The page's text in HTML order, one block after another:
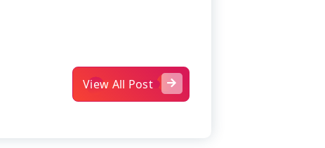
View All Post